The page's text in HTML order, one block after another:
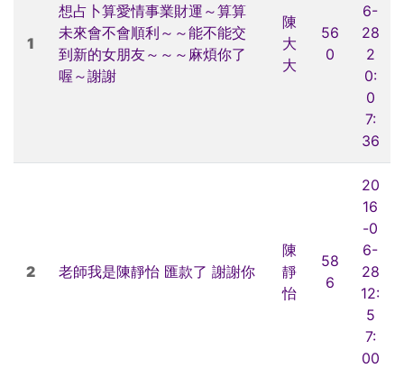
1
想占卜算愛情事業財運～算算
未來會不會順利～～能不能交
到新的女朋友～～～麻煩你了
喔～謝謝
陳
大
大
56
0
6-
28
2
0:
0
7:
36
2 老師我是陳靜怡 匯款了 謝謝你
陳
靜
怡
58
6
20
16
-0
6-
28
12:
5
7:
00